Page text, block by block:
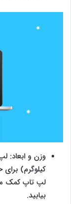
کیلوگرم)
‌‌‌لپ تاپ کمک
بیابید.